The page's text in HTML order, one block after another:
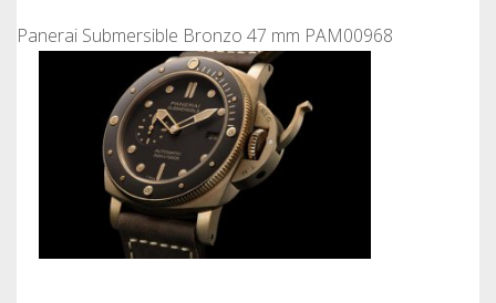
Panerai Submersible Bronzo 47 mm PAM00968